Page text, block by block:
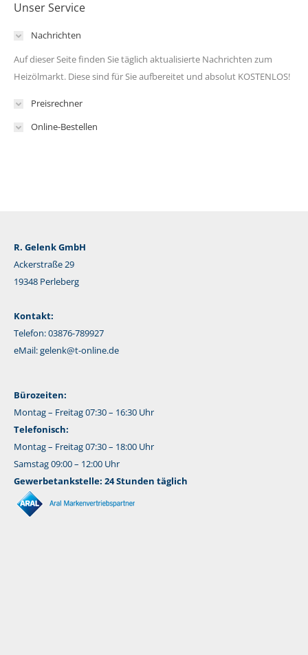
Unser Service
Nachrichten
Auf dieser Seite finden Sie täglich aktualisierte Nachrichten zum
Heizölmarkt. Diese sind für Sie aufbereitet und absolut KOSTENLOS!
Preisrechner
Online-Bestellen
R. Gelenk GmbH
Ackerstraße 29
19348 Perleberg
Kontakt:
Telefon: 03876-789927
eMail:gelenk@t-online.de
Bürozeiten:
Montag – Freitag 07:30 – 16:30 Uhr
Telefonisch:
Montag – Freitag 07:30 – 18:00 Uhr
Samstag 09:00 – 12:00 Uhr
Gewerbetankstelle: 24 Stunden täglich